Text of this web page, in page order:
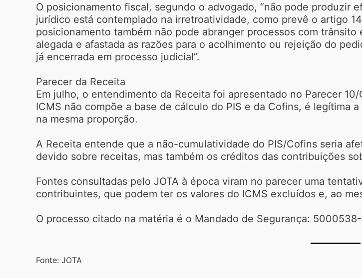
O posicionamento fiscal, segundo o advogado, “não pode
jurídico está contemplado na irretroatividade, como prevê o artigo
posicionamento também não pode abranger processos com
alegada e afastada as razões para o acolhimento ou rejeição do
já encerrada em processo judicial”.
Parecer da Receita
Em julho, o entendimento da Receita foi apresentado no Parecer
ICMS não compõe a base de cálculo do PIS e da Cofins, é legítima
na mesma proporção.
A Receita entende que a não-cumulatividade do PIS/Cofins seria
devido sobre receitas, mas também os créditos das contribuições
Fontes consultadas pelo JOTA à época viram no parecer uma
contribuintes, que podem ter os valores do ICMS excluídos e, ao
O processo citado na matéria é o Mandado de Segurança: 5000538-
Fonte: JOTA